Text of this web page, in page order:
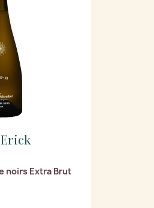
noirs Extra Brut